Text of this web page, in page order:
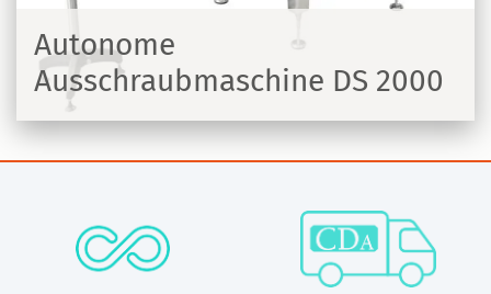
Autonome
Ausschraubmaschine DS 2000